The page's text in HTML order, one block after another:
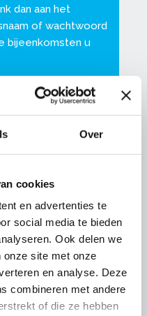
Over
cookies
en advertenties te
social media te bieden
Ook delen we
onze site met onze
en analyse. Deze
combineren met andere
of die ze hebben
dan aan het
of wachtwoord
bijeenkomsten u
up-to-date zijn, op
over inloggen
inloggen? Wij
op deze vragen: